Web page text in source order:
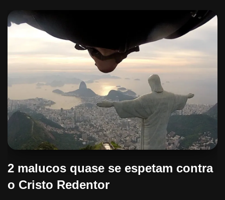
2 malucos quase se espetam contra
o Cristo Redentor